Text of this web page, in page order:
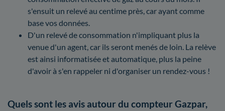
s'ensuit un relevé au centime près, car ayant comme
base vos données.
D'un relevé de consommation n'impliquant plus la
venue d'un agent, car ils seront menés de loin. La relève
est ainsi informatisée et automatique, plus la peine
d'avoir à s'en rappeler ni d'organiser un rendez-vous !
Quels sont les avis autour du compteur Gazpar,